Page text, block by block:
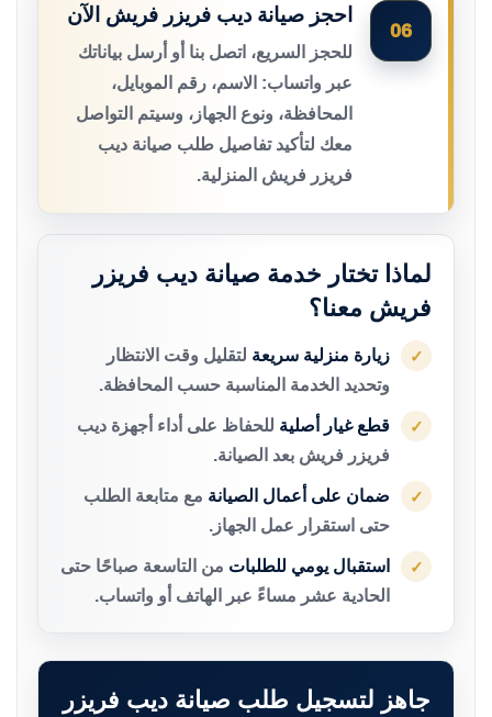
06
احجز صيانة ديب فريزر فريش الآن
للحجز السريع، اتصل بنا أو أرسل بياناتك
عبر واتساب: الاسم، رقم الموبايل،
المحافظة، ونوع الجهاز، وسيتم التواصل
معك لتأكيد تفاصيل طلب صيانة ديب
فريزر فريش المنزلية.
لماذا تختار خدمة صيانة ديب فريزر
فريش معنا؟
✓ زيارة منزلية سريعة لتقليل وقت الانتظار
وتحديد الخدمة المناسبة حسب المحافظة.
✓ قطع غيار أصلية للحفاظ على أداء أجهزة ديب
فريزر فريش بعد الصيانة.
✓ ضمان على أعمال الصيانة مع متابعة الطلب
حتى استقرار عمل الجهاز.
✓ استقبال يومي للطلبات من التاسعة صباحًا حتى
الحادية عشر مساءً عبر الهاتف أو واتساب.
جاهز لتسجيل طلب صيانة ديب فريزر